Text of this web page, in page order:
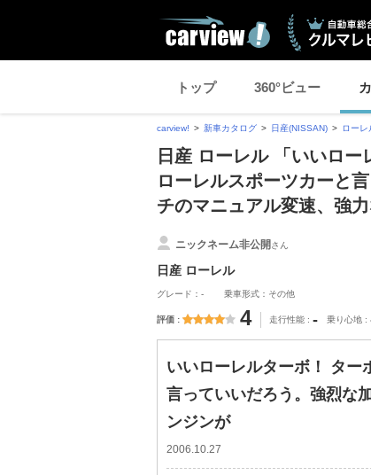
トップ 360°ビュー
carview! 新車カタログ 日産(NISSAN) ローレ
日産 ローレル 「いいロー
ローレルスポーツカーと
チのマニュアル変速、強
ニックネーム非公開さん
日産 ローレル
グレード：- 乗車形式：その他
評価 4 走行性能 - 乗り心地
いいローレルターボ！ ター
言っていいだろう。強烈な
ンジンが
2006.10.27